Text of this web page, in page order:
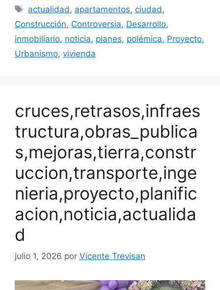
Etiquetas
actualidad , apartamentos, ciudad ,
Construcción, Controversia, Desarrollo,
inmobiliario, noticia, planes, polémica, Proyecto,
Urbanismo, vivienda
cruces,retrasos,infraes
tructura,obras_publica
s,mejoras,tierra,constr
uccion,transporte,inge
nieria,proyecto,planific
acion,noticia,actualida
d
julio 1, 2026 por Vicente Trevisan